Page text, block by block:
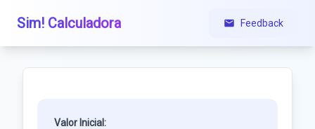
Sim! Calculadora Feedback
Valor Inicial: